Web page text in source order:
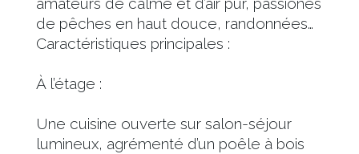
de pêches en haut douce, randonnées…
Caractéristiques principales :
À l’étage :
Une cuisine ouverte sur salon-séjour
lumineux, agrémenté d’un poêle à bois